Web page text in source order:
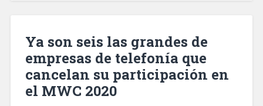
que
acababan
de
cometer
robos
Ya son seis las grandes de
empresas de telefonía que
cancelan su participación en
el MWC 2020